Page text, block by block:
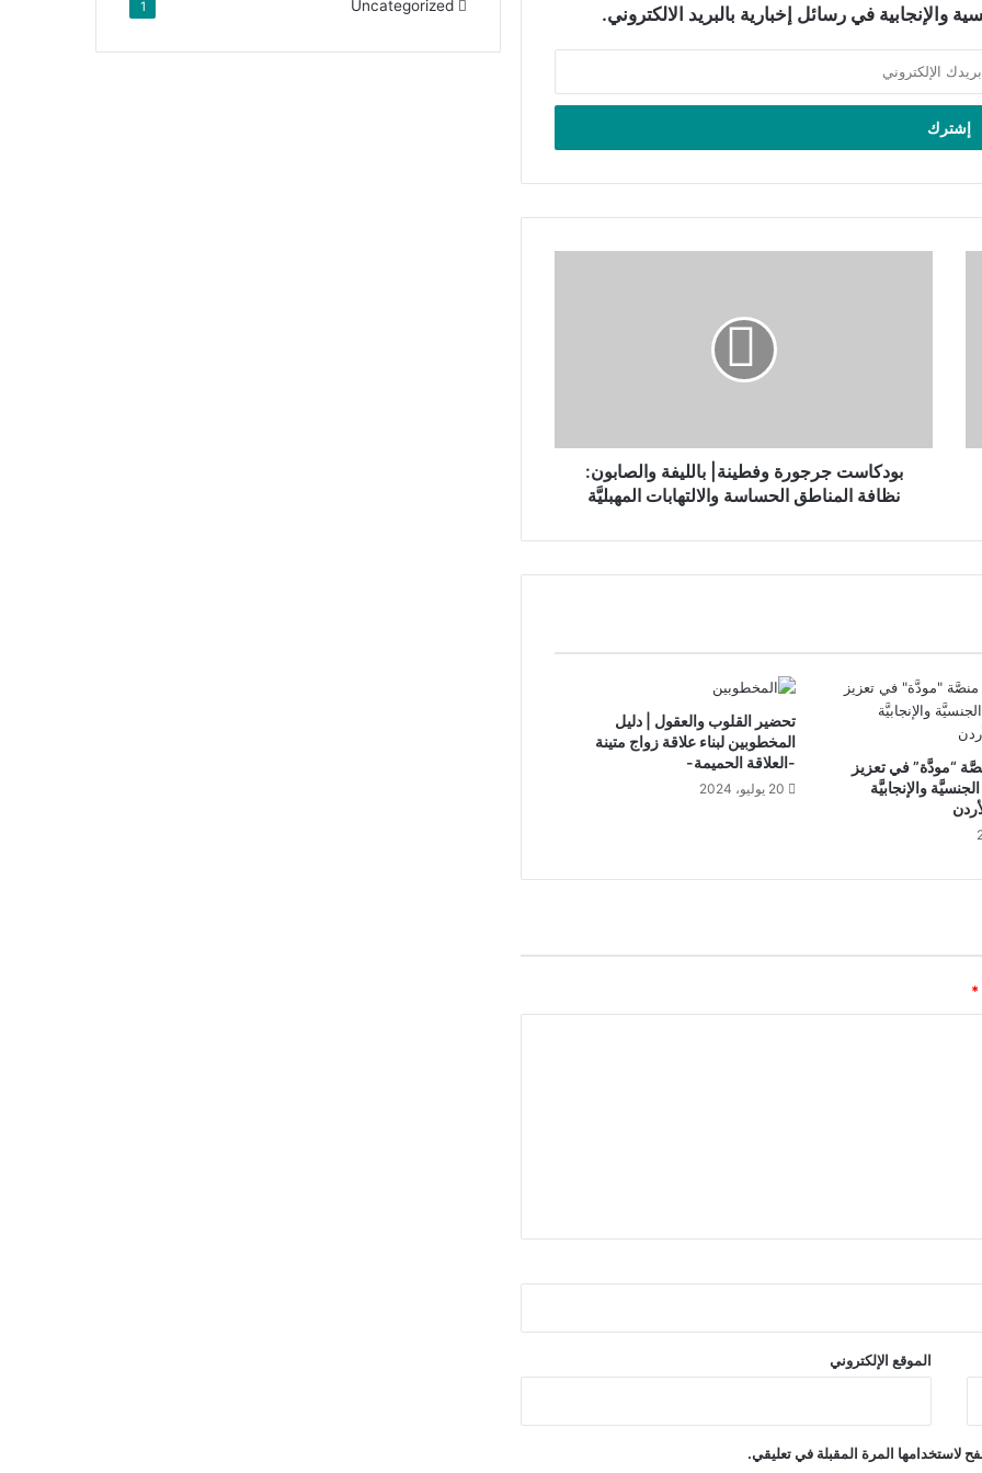
في رسائل إخبارية بالبريد الالكتروني.
والالتهابات
المهبليَّةبودكاست جرجورة وفطينة| بالليفة والصابون:
نظافة المناطق الحساسة والالتهابات المهبليَّة
“مودَّة” في تعزيز
والإنجابيَّة
تحضير القلوب والعقول | دليل
المخطوبين لبناء علاقة زواج متينة
-العلاقة الحميمة-
20 يوليو، 2024
*
الموقع الإلكتروني
لاستخدامها المرة المقبلة في تعليقي.
Uncategorized
1